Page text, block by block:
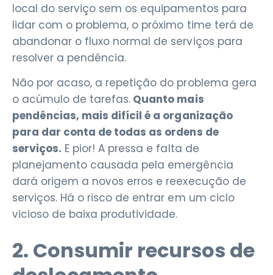
local do serviço sem os equipamentos para
lidar com o problema, o próximo time terá de
abandonar o fluxo normal de serviços para
resolver a pendência.
Não por acaso, a repetição do problema gera
o acúmulo de tarefas. Quanto mais
pendências, mais difícil é a organização
para dar conta de todas as ordens de
serviços. E pior! A pressa e falta de
planejamento causada pela emergência
dará origem a novos erros e reexecução de
serviços. Há o risco de entrar em um ciclo
vicioso de baixa produtividade.
2. Consumir recursos de